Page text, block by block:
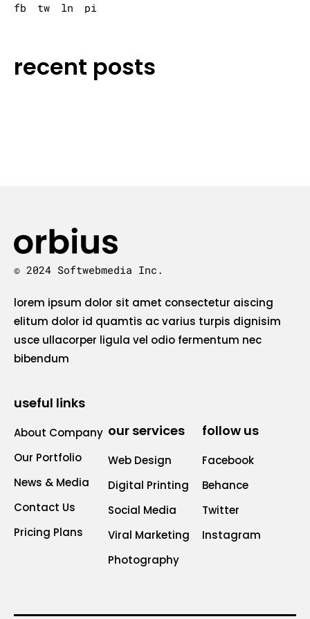
fb tw ln pi
recent posts
© 2024 Softwebmedia Inc.
lorem ipsum dolor sit amet consectetur aiscing
elitum dolor id quamtis ac varius turpis dignisim
usce ullacorper ligula vel odio fermentum nec
bibendum
useful links
About Company
Our Portfolio
News & Media
Contact Us
Pricing Plans
our services
Web Design
Digital Printing
Social Media
Viral Marketing
Photography
follow us
Facebook
Behance
Twitter
Instagram